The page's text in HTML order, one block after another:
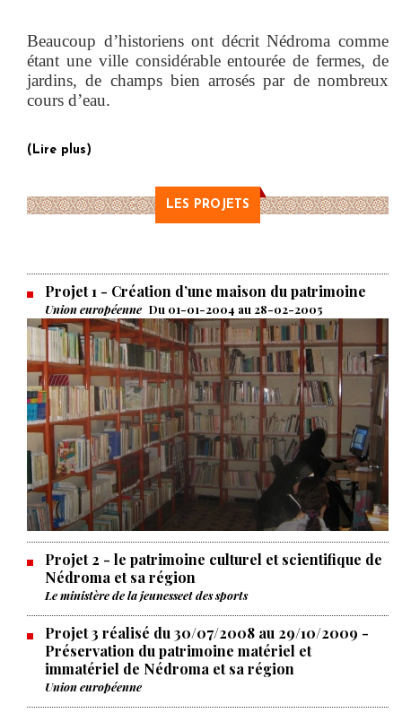
Beaucoup d’historiens ont décrit Nédroma comme
étant une ville considérable entourée de fermes, de
jardins, de champs bien arrosés par de nombreux
cours d’eau.
(Lire plus)
LES PROJETS
Projet 1 - Création d’une maison du patrimoine
Union européenne Du 01-01-2004 au 28-02-2005
Projet 2 - le patrimoine culturel et scientifique de
Nédroma et sa région
Le ministère de la jeunesseet des sports
Projet 3 réalisé du 30/07/2008 au 29/10/2009 -
Préservation du patrimoine matériel et
immatériel de Nédroma et sa région
Union européenne